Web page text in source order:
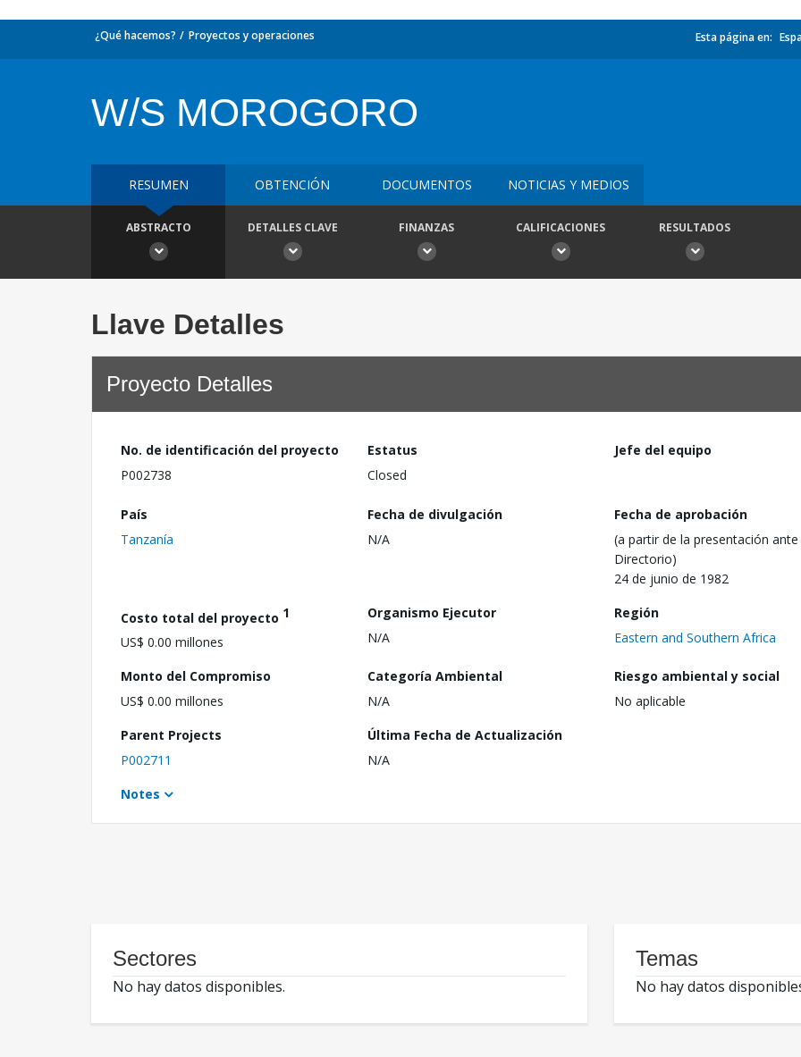
¿Qué hacemos? Proyectos y operaciones Esta página en:
W/S MOROGORO
RESUMEN OBTENCIÓN DOCUMENTOS NOTICIAS Y MEDIOS
ABSTRACTO DETALLES CLAVE FINANZAS CALIFICACIONES RESULTADOS
Llave Detalles
Proyecto Detalles
No. de identificación del proyecto
P002738
Estatus
Closed
Jefe del equipo
País
Tanzanía
Fecha de divulgación
N/A
Fecha de aprobación
(a partir de la presentación ante
Directorio)
24 de junio de 1982
Costo total del proyecto 1
US$ 0.00 millones
Organismo Ejecutor
N/A
Región
Eastern and Southern Africa
Monto del Compromiso
US$ 0.00 millones
Categoría Ambiental
N/A
Riesgo ambiental y social
No aplicable
Parent Projects
P002711
Última Fecha de Actualización
N/A
Notes
Sectores
No hay datos disponibles.
Temas
No hay datos